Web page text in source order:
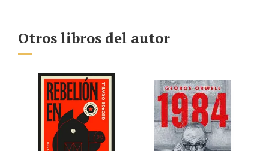
Otros libros del autor